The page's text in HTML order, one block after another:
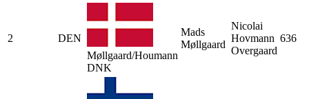
2
DEN
Møllgaard/Houmann
DNK
Mads
Møllgaard
Nicolai
Hovmann
Overgaard
636